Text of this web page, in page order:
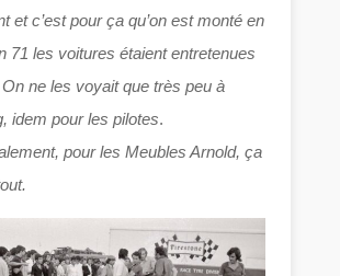
et c’est pour ça qu’on est monté en
71 les voitures étaient entretenues
ne les voyait que très peu à
idem pour les pilotes.
pour les Meubles Arnold, ça